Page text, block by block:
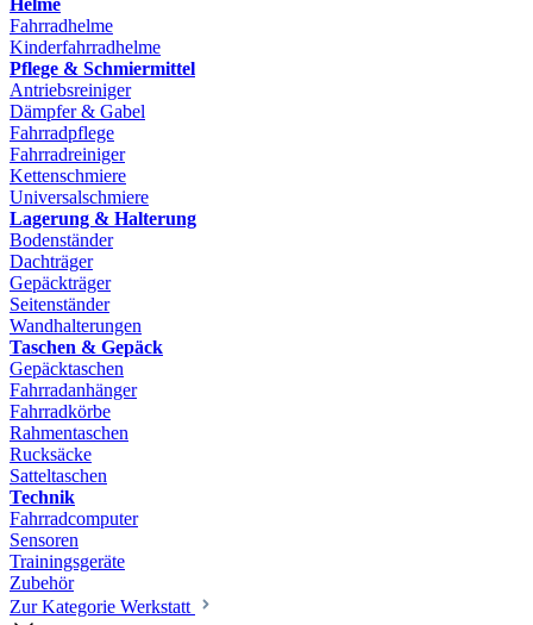
Fahrradhelme
Kinderfahrradhelme
Pflege & Schmiermittel
Antriebsreiniger
Dämpfer & Gabel
Fahrradpflege
Fahrradreiniger
Kettenschmiere
Universalschmiere
Lagerung & Halterung
Bodenständer
Dachträger
Gepäckträger
Seitenständer
Wandhalterungen
Taschen & Gepäck
Gepäcktaschen
Fahrradanhänger
Fahrradkörbe
Rahmentaschen
Rucksäcke
Satteltaschen
Technik
Fahrradcomputer
Sensoren
Trainingsgeräte
Zubehör
Zur Kategorie Werkstatt